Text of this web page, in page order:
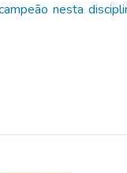
nesta